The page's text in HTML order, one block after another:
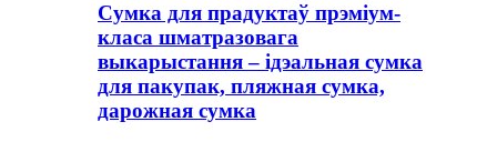
Сумка для прадуктаў прэміум-
класа шматразовага
выкарыстання – ідэальная сумка
для пакупак, пляжная сумка,
дарожная сумка